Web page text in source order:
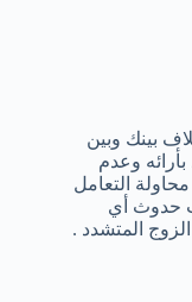
بينك وبين
وعدم
التعامل
حدوث أي
المتشدد .